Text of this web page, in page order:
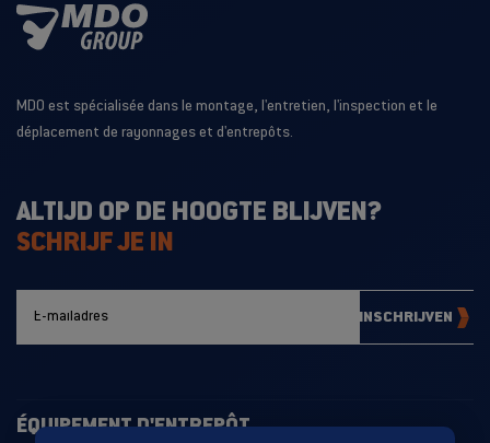
MDO est spécialisée dans le montage, l'entretien, l'inspection et le
déplacement de rayonnages et d'entrepôts.
ALTIJD OP DE HOOGTE BLIJVEN?
SCHRIJF JE IN
INSCHRIJVEN
ÉQUIPEMENT D'ENTREPÔT